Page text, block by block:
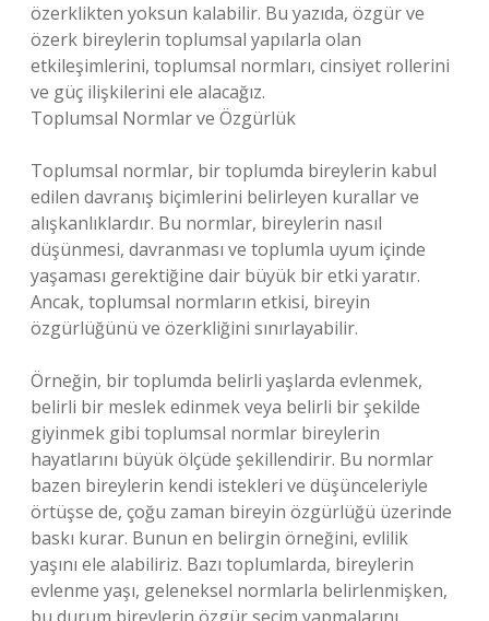
özerklikten yoksun kalabilir. Bu yazıda, özgür ve
özerk bireylerin toplumsal yapılarla olan
etkileşimlerini, toplumsal normları, cinsiyet rollerini
ve güç ilişkilerini ele alacağız.
Toplumsal Normlar ve Özgürlük
Toplumsal normlar, bir toplumda bireylerin kabul
edilen davranış biçimlerini belirleyen kurallar ve
alışkanlıklardır. Bu normlar, bireylerin nasıl
düşünmesi, davranması ve toplumla uyum içinde
yaşaması gerektiğine dair büyük bir etki yaratır.
Ancak, toplumsal normların etkisi, bireyin
özgürlüğünü ve özerkliğini sınırlayabilir.
Örneğin, bir toplumda belirli yaşlarda evlenmek,
belirli bir meslek edinmek veya belirli bir şekilde
giyinmek gibi toplumsal normlar bireylerin
hayatlarını büyük ölçüde şekillendirir. Bu normlar
bazen bireylerin kendi istekleri ve düşünceleriyle
örtüşse de, çoğu zaman bireyin özgürlüğü üzerinde
baskı kurar. Bunun en belirgin örneğini, evlilik
yaşını ele alabiliriz. Bazı toplumlarda, bireylerin
evlenme yaşı, geleneksel normlarla belirlenmişken,